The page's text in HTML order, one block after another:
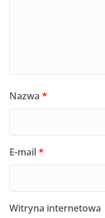
Nazwa *
E-mail*
Witryna internetowa